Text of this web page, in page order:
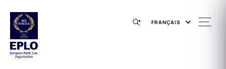
FRANÇAIS